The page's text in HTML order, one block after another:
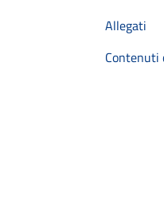
Allegati
Contenuti